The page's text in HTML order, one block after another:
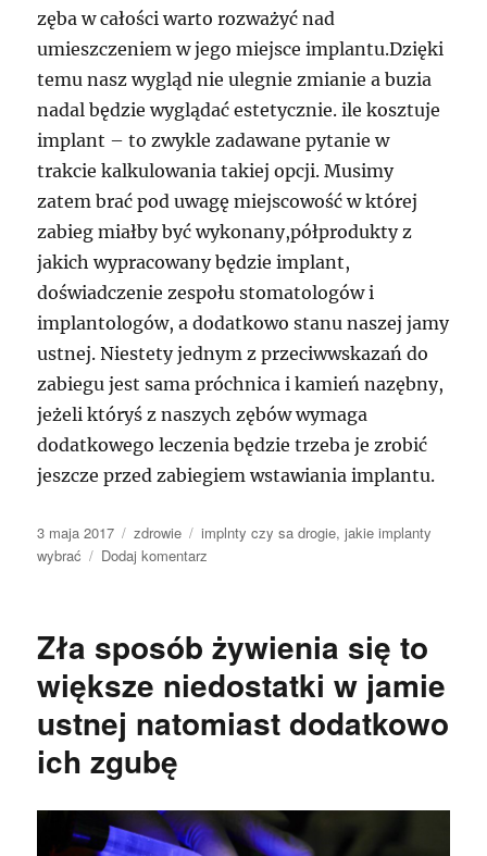
zęba w całości warto rozważyć nad
umieszczeniem w jego miejsce implantu.Dzięki
temu nasz wygląd nie ulegnie zmianie a buzia
nadal będzie wyglądać estetycznie. ile kosztuje
implant – to zwykle zadawane pytanie w
trakcie kalkulowania takiej opcji. Musimy
zatem brać pod uwagę miejscowość w której
zabieg miałby być wykonany,półprodukty z
jakich wypracowany będzie implant,
doświadczenie zespołu stomatologów i
implantologów, a dodatkowo stanu naszej jamy
ustnej. Niestety jednym z przeciwwskazań do
zabiegu jest sama próchnica i kamień nazębny,
jeżeli któryś z naszych zębów wymaga
dodatkowego leczenia będzie trzeba je zrobić
jeszcze przed zabiegiem wstawiania implantu.
Data
publikacji
3 maja 2017 Kategorie
zdrowie Tagi
implnty czy sa drogie,jakie implanty
wybrać
Dodaj komentarz
się
większe
ubytki
w
ich
brak
Zła sposób żywienia się to
większe niedostatki w jamie
ustnej natomiast dodatkowo
ich zgubę